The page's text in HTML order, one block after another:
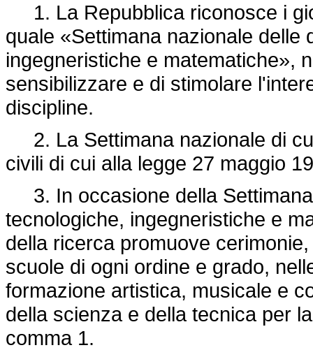
1. La Repubblica riconosce i
quale «Settimana nazionale
ingegneristiche e matematiche»,
sensibilizzare e di stimolare
discipline.
2. La Settimana nazionale di
civili di cui alla legge 27 maggio
3. In occasione della
tecnologiche, ingegneristiche e
della ricerca promuove
scuole di ogni ordine e grado,
formazione artistica, musicale e
della scienza e della tecnica per
comma 1.